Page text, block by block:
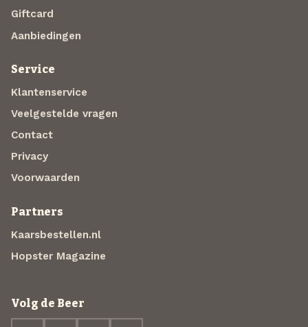
Giftcard
Aanbiedingen
Service
Klantenservice
Veelgestelde vragen
Contact
Privacy
Voorwaarden
Partners
Kaarsbestellen.nl
Hopster Magazine
Volg de Beer